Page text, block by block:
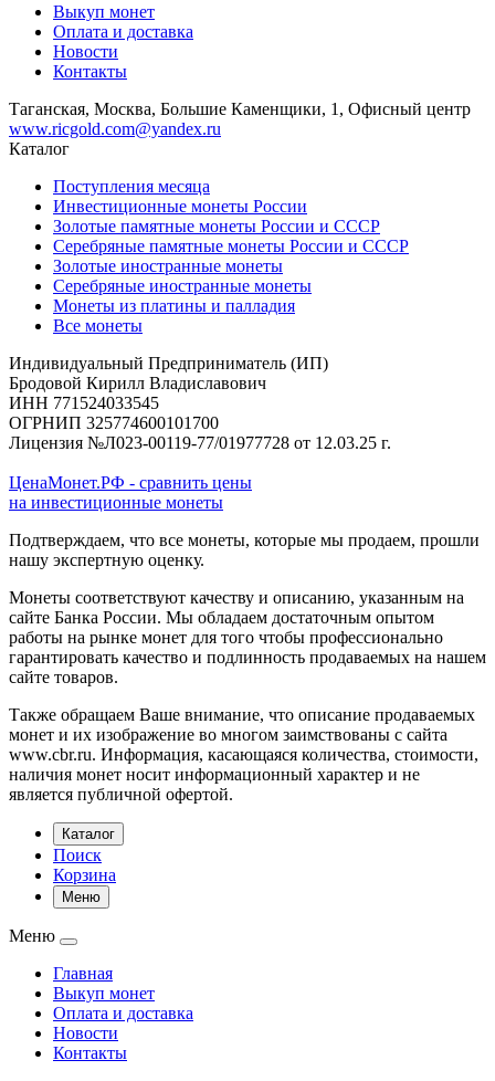
Выкуп монет
Оплата и доставка
Новости
Контакты
Таганская, Москва, Большие Каменщики, 1, Офисный центр
www.ricgold.com@yandex.ru
Каталог
Поступления месяца
Инвестиционные монеты России
Золотые памятные монеты России и СССР
Серебряные памятные монеты России и СССР
Золотые иностранные монеты
Серебряные иностранные монеты
Монеты из платины и палладия
Все монеты
Индивидуальный Предприниматель (ИП)
Бродовой Кирилл Владиславович
ИНН 771524033545
ОГРНИП 325774600101700
Лицензия №Л023-00119-77/01977728 от 12.03.25 г.
ЦенаМонет.РФ - сравнить цены
на инвестиционные монеты
Подтверждаем, что все монеты, которые мы продаем, прошли
нашу экспертную оценку.
Монеты соответствуют качеству и описанию, указанным на
сайте Банка России. Мы обладаем достаточным опытом
работы на рынке монет для того чтобы профессионально
гарантировать качество и подлинность продаваемых на нашем
сайте товаров.
Также обращаем Ваше внимание, что описание продаваемых
монет и их изображение во многом заимствованы с сайта
www.cbr.ru. Информация, касающаяся количества, стоимости,
наличия монет носит информационный характер и не
является публичной офертой.
Каталог
Поиск
Корзина
Меню
Меню
Главная
Выкуп монет
Оплата и доставка
Новости
Контакты